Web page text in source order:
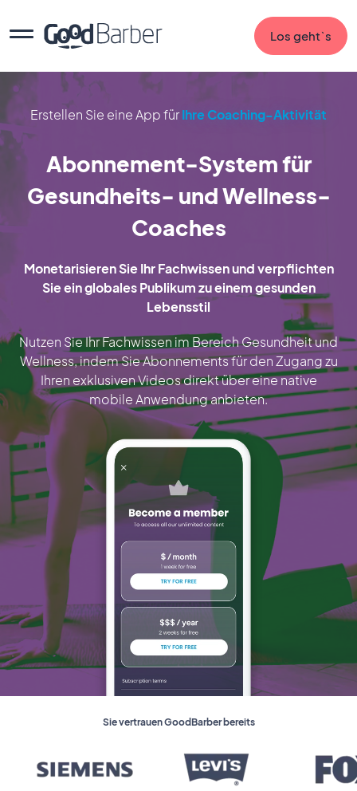
Los geht`s
Erstellen Sie eine App fürIhre Coaching-Aktivität
Abonnement-System für
Gesundheits- und Wellness-
Coaches
Monetarisieren Sie Ihr Fachwissen und verpflichten
Sie ein globales Publikum zu einem gesunden
Lebensstil
Nutzen Sie Ihr Fachwissen im Bereich Gesundheit und
Wellness, indem Sie Abonnements für den Zugang zu
Ihren exklusiven Videos direkt über eine native
mobile Anwendung anbieten.
Sie vertrauen GoodBarber bereits